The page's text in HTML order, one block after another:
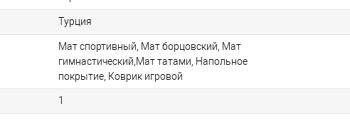
Турция
Мат спортивный, Мат борцовский, Мат
гимнастический,Мат татами, Напольное
покрытие, Коврик игровой
1